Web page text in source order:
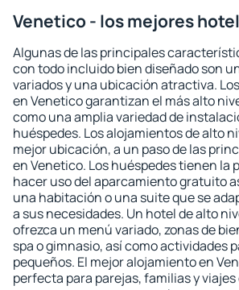
Venetico - los mejores
Algunas de las principales
con todo incluido bien diseñado son
variados y una ubicación atractiva.
en Venetico garantizan el más alto
como una amplia variedad de
huéspedes. Los alojamientos de alto
mejor ubicación, a un paso de las
en Venetico. Los huéspedes tienen la
hacer uso del aparcamiento gratuito
una habitación o una suite que se
a sus necesidades. Un hotel de alto
ofrezca un menú variado, zonas de
spa o gimnasio, así como actividades
pequeños. El mejor alojamiento en
perfecta para parejas, familias y